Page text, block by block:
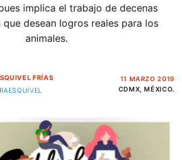
implica el trabajo de decenas
desean logros reales para los
animales.
FRÍAS
11 MARZO 2019
CDMX, MÉXICO.